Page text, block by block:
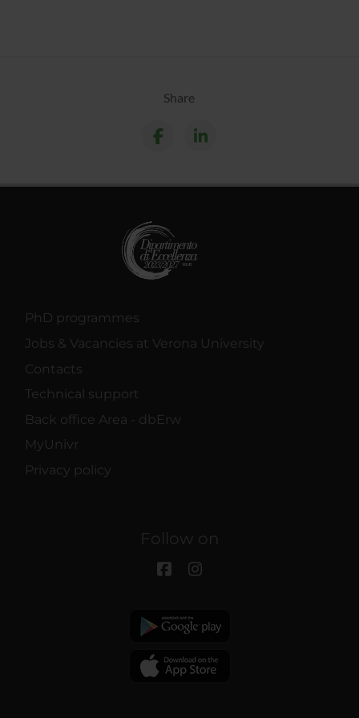
Share
PhD programmes
Jobs & Vacancies at Verona University
Contacts
Technical support
Back office Area - dbErw
MyUnivr
Privacy policy
Follow on